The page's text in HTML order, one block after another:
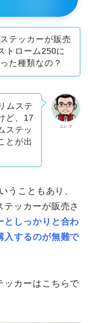
テッカーが販売
トローム250に
た種類なの？
ユレオ
ムステ
ど、17
ステッ
とが出
うこともあり、
ッカーが販売さ
としっかりと合わ
入するのが無難で
ッカーはこちらで